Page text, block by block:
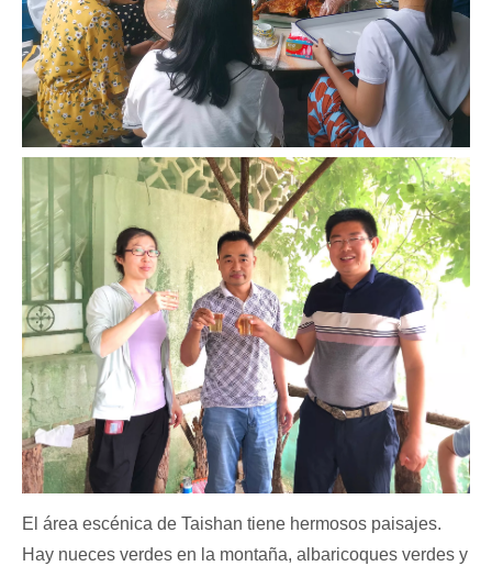
El área escénica de Taishan tiene hermosos paisajes.
Hay nueces verdes en la montaña, albaricoques verdes y